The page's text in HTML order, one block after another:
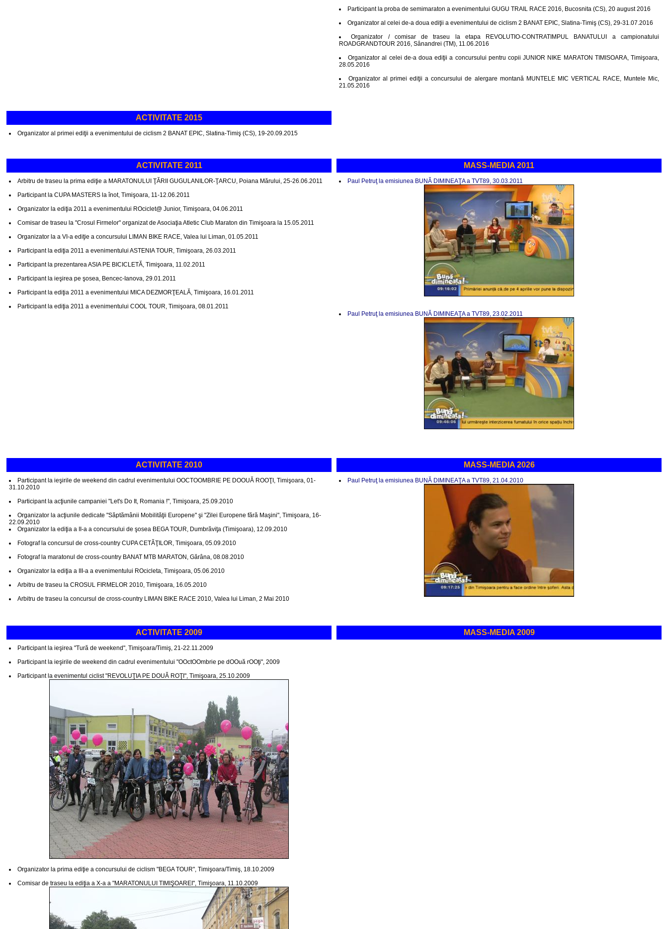
Participant la proba de semimaraton a evenimentului GUGU TRAIL RACE 2016, Bucosnita (CS), 20 august 2016
Organizator al celei de-a doua ediţii a evenimentului de ciclism 2 BANAT EPIC, Slatina-Timiş (CS), 29-31.07.2016
Organizator / comisar de traseu la etapa REVOLUTIO-CONTRATIMPUL BANATULUI a campionatului
ROADGRANDTOUR 2016, Sânandrei (TM), 11.06.2016
Organizator al celei de-a doua ediţii a concursului pentru copii JUNIOR NIKE MARATON TIMISOARA, Timişoara,
28.05.2016
Organizator al primei ediţii a concursului de alergare montană MUNTELE MIC VERTICAL RACE, Muntele Mic,
21.05.2016
ACTIVITATE 2015
Organizator al primei ediţii a evenimentului de ciclism 2 BANAT EPIC, Slatina-Timiş (CS), 19-20.09.2015
ACTIVITATE 2011
Arbitru de traseu la prima ediţie a MARATONULUI ŢĂRII GUGULANILOR-ŢARCU, Poiana Mărului, 25-26.06.2011
Participant la CUPA MASTERS la înot, Timişoara, 11-12.06.2011
Organizator la ediţia 2011 a evenimentului ROciclet@ Junior, Timişoara, 04.06.2011
Comisar de traseu la "Crosul Firmelor" organizat de Asociaţia Atletic Club Maraton din Timişoara la 15.05.2011
Organizator la a VI-a ediţie a concursului LIMAN BIKE RACE, Valea lui Liman, 01.05.2011
Participant la ediţia 2011 a evenimentului ASTENIA TOUR, Timişoara, 26.03.2011
Participant la prezentarea ASIA PE BICICLETĂ, Timişoara, 11.02.2011
Participant la ieşirea pe şosea, Bencec-Ianova, 29.01.2011
Participant la ediţia 2011 a evenimentului MICA DEZMORŢEALĂ, Timişoara, 16.01.2011
Participant la ediţia 2011 a evenimentului COOL TOUR, Timişoara, 08.01.2011
MASS-MEDIA 2011
Paul Petruţ la emisiunea BUNĂ DIMINEAŢA a TVT89, 30.03.2011
Paul Petruţ la emisiunea BUNĂ DIMINEAŢA a TVT89, 23.02.2011
ACTIVITATE 2010
Participant la ieşirile de weekend din cadrul evenimentului OOCTOOMBRIE PE DOOUĂ ROOŢI, Timişoara, 01-
31.10.2010
Participant la acţiunile campaniei "Let's Do It, Romania !", Timişoara, 25.09.2010
Organizator la acţiunile dedicate "Săptămânii Mobilităţii Europene" şi "Zilei Europene fără Maşini", Timişoara, 16-
22.09.2010
Organizator la ediţia a II-a a concursului de şosea BEGA TOUR, Dumbrăviţa (Timişoara), 12.09.2010
Fotograf la concursul de cross-country CUPA CETĂŢILOR, Timişoara, 05.09.2010
Fotograf la maratonul de cross-country BANAT MTB MARATON, Gărâna, 08.08.2010
Organizator la ediţia a III-a a evenimentului ROcicleta, Timişoara, 05.06.2010
Arbitru de traseu la CROSUL FIRMELOR 2010, Timişoara, 16.05.2010
Arbitru de traseu la concursul de cross-country LIMAN BIKE RACE 2010, Valea lui Liman, 2 Mai 2010
MASS-MEDIA 2026
Paul Petruţ la emisiunea BUNĂ DIMINEAŢA a TVT89, 21.04.2010
ACTIVITATE 2009
Participant la ieşirea "Tură de weekend", Timişoara/Timiş, 21-22.11.2009
Participant la ieşirile de weekend din cadrul evenimentului "OOctOOmbrie pe dOOuă rOOţi", 2009
Participant la evenimentul ciclist "REVOLUŢIA PE DOUĂ ROŢI", Timişoara, 25.10.2009
Organizator la prima ediţie a concursului de ciclism "BEGA TOUR", Timişoara/Timiş, 18.10.2009
Comisar de traseu la ediţia a X-a a "MARATONULUI TIMIŞOAREI", Timişoara, 11.10.2009
MASS-MEDIA 2009